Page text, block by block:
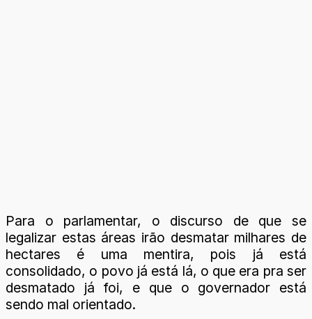
Para o parlamentar, o discurso de que se
legalizar estas áreas irão desmatar milhares de
hectares é uma mentira, pois já está
consolidado, o povo já está lá, o que era pra ser
desmatado já foi, e que o governador está
sendo mal orientado.